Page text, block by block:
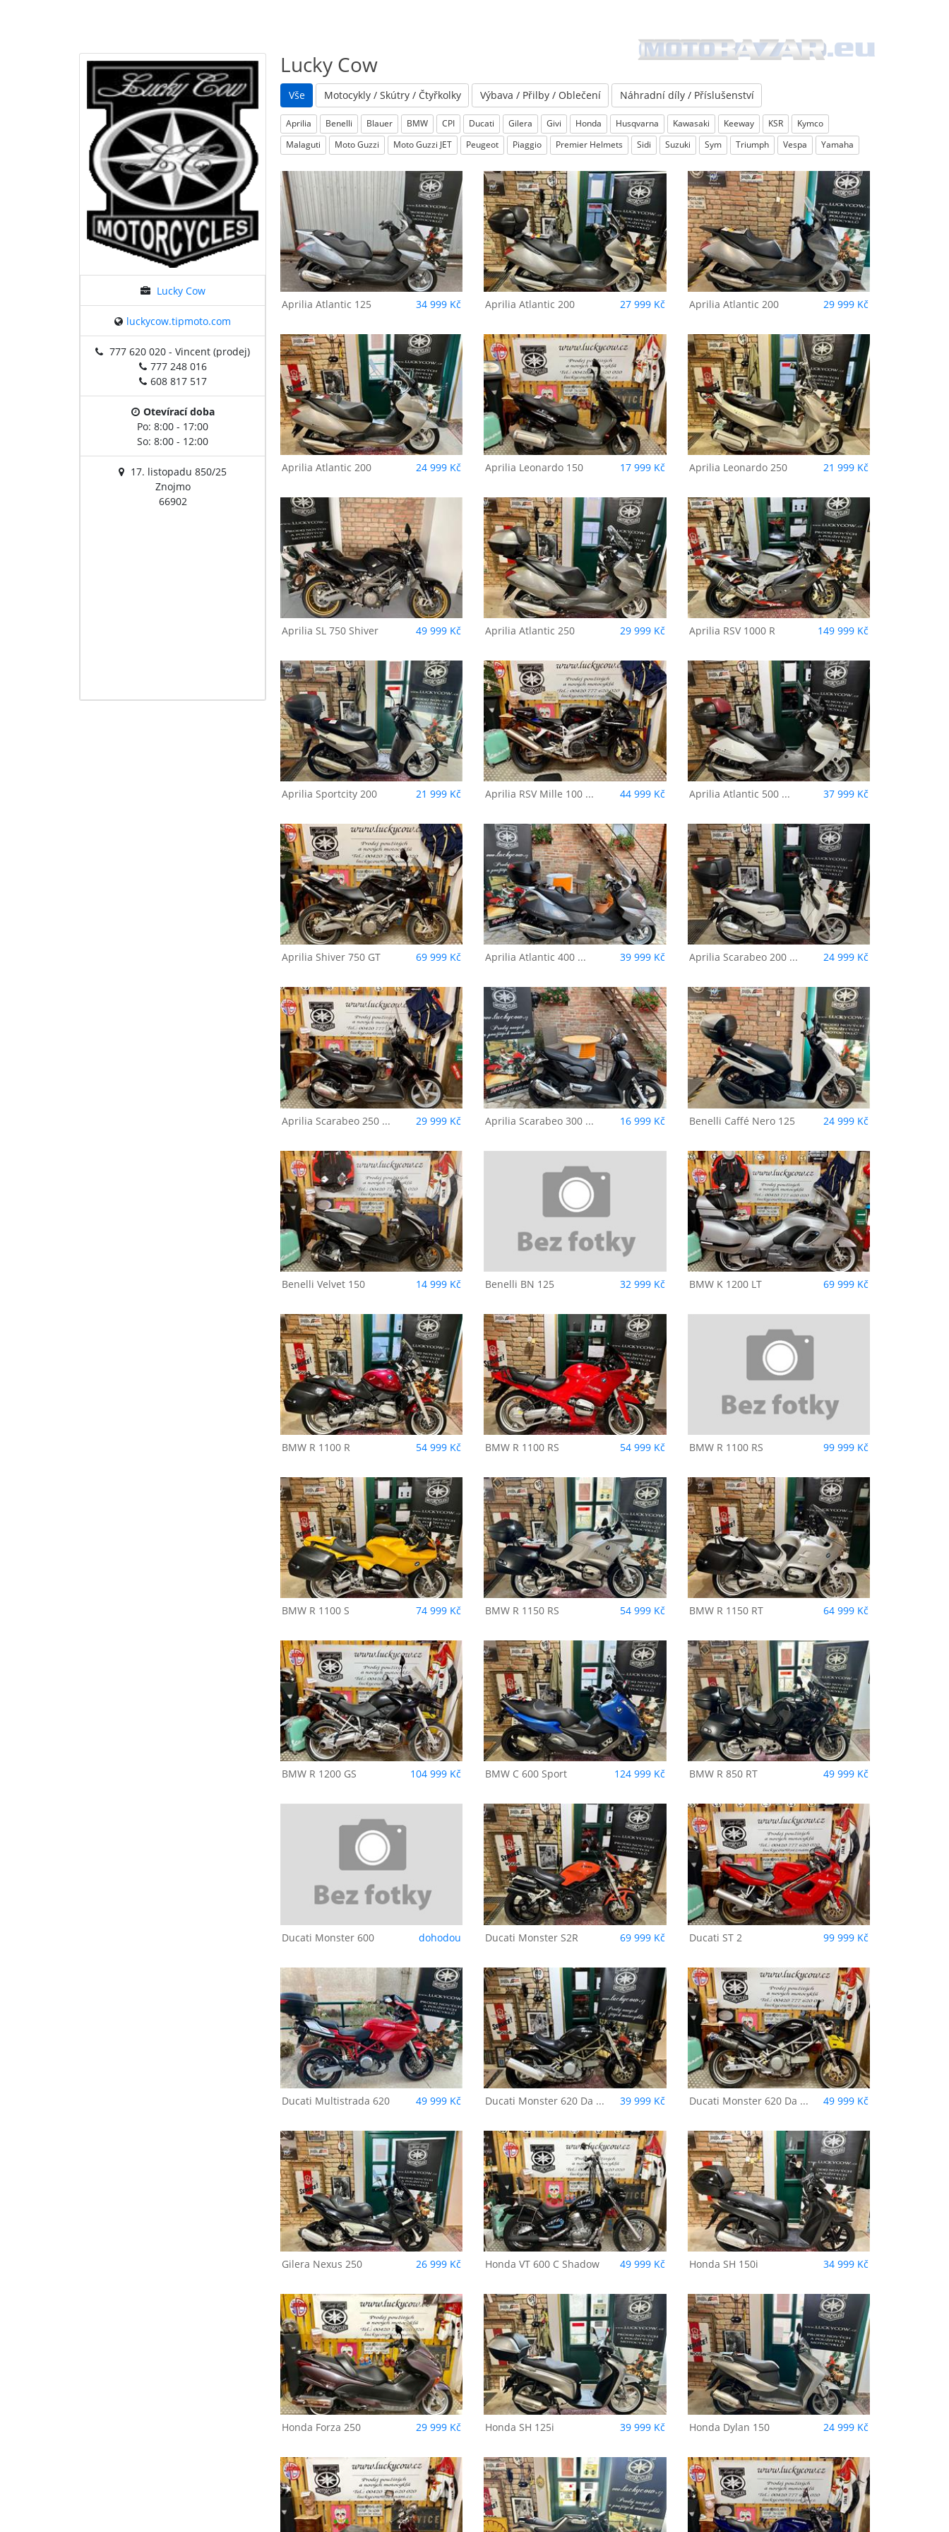
Lucky Cow
luckycow.tipmoto.com
777 620 020 - Vincent (prodej)
777 248 016
608 817 517
Otevírací doba
Po: 8:00 - 17:00
So: 8:00 - 12:00
17. listopadu 850/25
Znojmo
66902
Lucky Cow
Vše Motocykly / Skútry / Čtyřkolky Výbava / Přilby / Oblečení Náhradní díly / Příslušenství
Aprilia Benelli Blauer BMW CPI Ducati Gilera Givi Honda Husqvarna Kawasaki Keeway KSR
Kymco
Malaguti
Moto Guzzi Moto Guzzi JET Peugeot Piaggio Premier Helmets Sidi Suzuki Sym Triumph Vespa Yamaha
ApriliaAtlantic 125
Aprilia Atlantic 125 34 999 Kč
Aprilia Atlantic 200
Aprilia Atlantic 200 27 999 Kč
ApriliaAtlantic 200
Aprilia Atlantic 200 29 999 Kč
Aprilia Atlantic 200
Aprilia Atlantic 200 24 999 Kč
Aprilia Leonardo 150
Aprilia Leonardo 150 17 999 Kč
ApriliaLeonardo 250
Aprilia Leonardo 250 21 999 Kč
SL 750 Shiver
Aprilia SL 750 Shiver 49 999 Kč
ApriliaAtlantic 250
Aprilia Atlantic 250 29 999 Kč
ApriliaRSV 1000 R
Aprilia RSV 1000 R 149 999 Kč
Aprilia Sportcity 200 21 999 Kč
ApriliaRSV Mille 1000 SL
Falco
Aprilia RSV Mille 100 ... 44 999 Kč
ApriliaAtlantic 500
Sprint
Aprilia Atlantic 500 ... 37 999 Kč
Aprilia Shiver 750 GT 69 999 Kč
ApriliaAtlantic 400
Sprint
Aprilia Atlantic 400 ... 39 999 Kč
ApriliaScarabeo 200
Light
Aprilia Scarabeo 200 ... 24 999 Kč
Aprilia Scarabeo 250 ... 29 999 Kč
ApriliaScarabeo 300
Light
Aprilia Scarabeo 300 ... 16 999 Kč
BenelliCaffé Nero 125
Benelli Caffé Nero 125 24 999 Kč
Benelli Velvet 150 14 999 Kč
BenelliBN 125
Benelli BN 125 32 999 Kč
K 1200 LT
BMWK 1200 LT 69 999 Kč
BMW R 1100 R 54 999 Kč
BMWR 1100 RS
BMW R 1100 RS 54 999 Kč
BMW R 1100 RS
BMWR 1100 RS 99 999 Kč
BMW R 1100 S 74 999 Kč
BMWR 1150 RS
BMW R 1150 RS 54 999 Kč
BMWR 1150 RT
BMWR 1150 RT 64 999 Kč
BMW R 1200 GS 104 999 Kč
BMWC 600 Sport
BMW C 600 Sport 124 999 Kč
BMWR 850 RT
BMWR 850 RT 49 999 Kč
Ducati Monster 600 dohodou
Monster S2R
Ducati Monster S2R 69 999 Kč
DucatiST 2
Ducati ST 2 99 999 Kč
Ducati Multistrada 620 49 999 Kč
Ducati
Monster 620
Dark i.e.
Ducati Monster 620 Da ... 39 999 Kč
Ducati Monster 620
Dark i.e.
Ducati Monster 620 Da ... 49 999 Kč
Gilera Nexus 250 26 999 Kč
Honda VT 600 C
Shadow
Honda VT 600 C Shadow 49 999 Kč
HondaSH 150i
Honda SH 150i 34 999 Kč
Honda Forza 250 29 999 Kč
Honda SH 125i
Honda SH 125i 39 999 Kč
HondaDylan 150
Honda Dylan 150 24 999 Kč
HusqvarnaSvartpilen
125
KawasakiER - 5